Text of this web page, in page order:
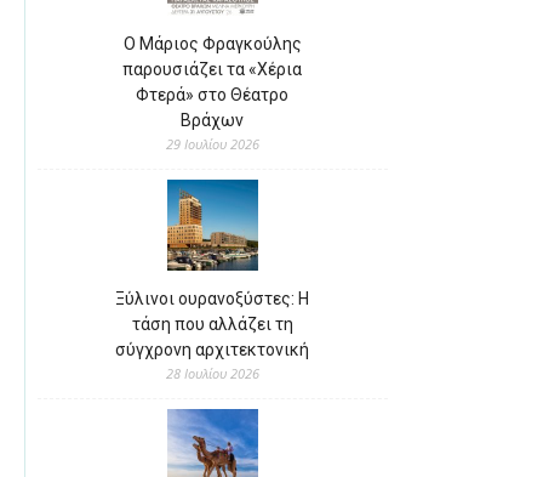
Ο Μάριος Φραγκούλης
παρουσιάζει τα «Χέρια
Φτερά» στο Θέατρο
Βράχων
29 Ιουλίου 2026
Ξύλινοι ουρανοξύστες: Η
τάση που αλλάζει τη
σύγχρονη αρχιτεκτονική
28 Ιουλίου 2026